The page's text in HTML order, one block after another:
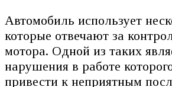
Автомобиль использует
которые отвечают за
мотора. Одной из таких
нарушения в работе
привести к неприятным